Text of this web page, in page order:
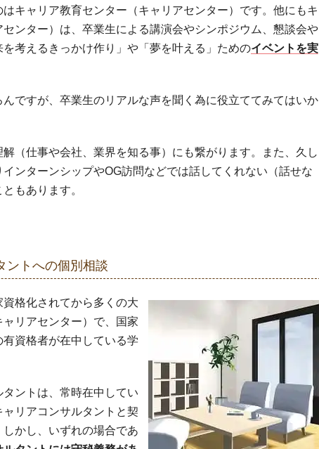
はキャリア教育センター（キャリアセンター）です。他にもキ
ンター）は、卒業生による講演会やシンポジウム、懇談会や
考えるきっかけ作り」や「夢を叶える」ためのイベントを実
ですが、卒業生のリアルな声を聞く為に役立ててみてはいか
（仕事や会社、業界を知る事）にも繋がります。また、久し
ンターンシップやOG訪問などでは話してくれない（話せな
もあります。
ントへの個別相談
格化されてから多くの大
リアセンター）で、国家
資格者が在中している学
ントは、常時在中してい
リアコンサルタントと契
かし、いずれの場合であ